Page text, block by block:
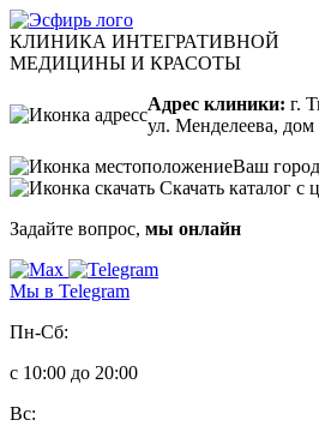
КЛИНИКА ИНТЕГРАТИВНОЙ
МЕДИЦИНЫ И КРАСОТЫ
Адрес клиники: г.
ул. Менделеева, дом
Ваш
Скачать каталог с
Задайте вопрос, мы онлайн
Мы в Telegram
Пн-Сб:
с 10:00 до 20:00
Вс: